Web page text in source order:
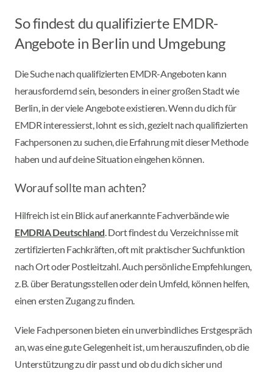
So findest du qualifizierte EMDR-
Angebote in Berlin und Umgebung
Die Suche nach qualifizierten EMDR-Angeboten kann
herausfordernd sein, besonders in einer großen Stadt wie
Berlin, in der viele Angebote existieren. Wenn du dich für
EMDR interessierst, lohnt es sich, gezielt nach qualifizierten
Fachpersonen zu suchen, die Erfahrung mit dieser Methode
haben und auf deine Situation eingehen können.
Worauf sollte man achten?
Hilfreich ist ein Blick auf anerkannte Fachverbände wie
EMDRIA Deutschland. Dort findest du Verzeichnisse mit
zertifizierten Fachkräften, oft mit praktischer Suchfunktion
nach Ort oder Postleitzahl. Auch persönliche Empfehlungen,
z. B. über Beratungsstellen oder dein Umfeld, können helfen,
einen ersten Zugang zu finden.
Viele Fachpersonen bieten ein unverbindliches Erstgespräch
an, was eine gute Gelegenheit ist, um herauszufinden, ob die
Unterstützung zu dir passt und ob du dich sicher und